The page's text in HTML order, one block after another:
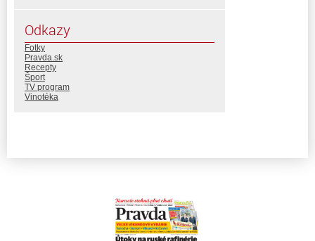
Odkazy
Fotky
Pravda.sk
Recepty
Šport
TV program
Vinotéka